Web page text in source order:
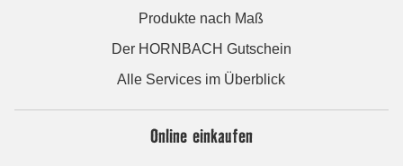
Produkte nach Maß
Der HORNBACH Gutschein
Alle Services im Überblick
Online einkaufen